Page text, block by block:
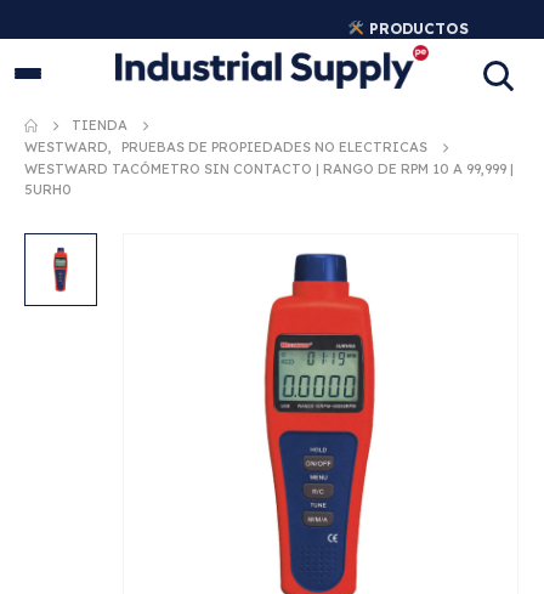
PRODUCTOS
INDUSTRIALES ORIGINALES
TIENDA
WESTWARD,
PRUEBAS DE PROPIEDADES NO ELECTRICAS
WESTWARD TACÓMETRO SIN CONTACTO | RANGO DE RPM 10 A 99,999 |
5URH0